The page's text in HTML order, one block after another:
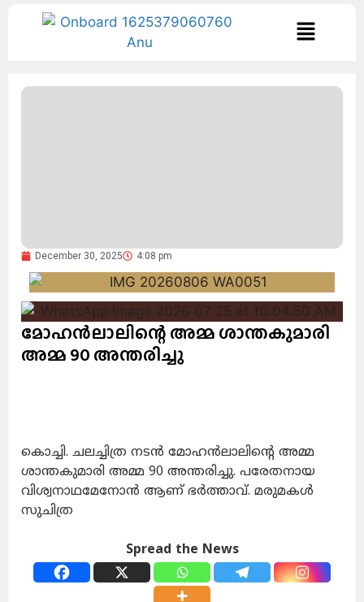
December 30, 2025 4:08 pm
മോഹൻലാലിന്റെ അമ്മ ശാന്തകുമാരി
അമ്മ 90 അന്തരിച്ചു
കൊച്ചി. ചലച്ചിത്ര നടൻ മോഹൻലാലിന്റെ അമ്മ
ശാന്തകുമാരി അമ്മ 90 അന്തരിച്ചു. പരേതനായ
വിശ്വനാഥമേനോൻ ആണ് ഭർത്താവ്. മരുമകൾ
സുചിത്ര
Spread the News